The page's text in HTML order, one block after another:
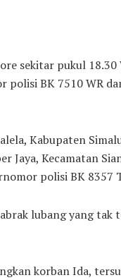
sekitar pukul
polisi BK 7510 WR
Kabupaten
Jaya, Kecamatan
polisi BK 8357
lubang yang
korban Ida,